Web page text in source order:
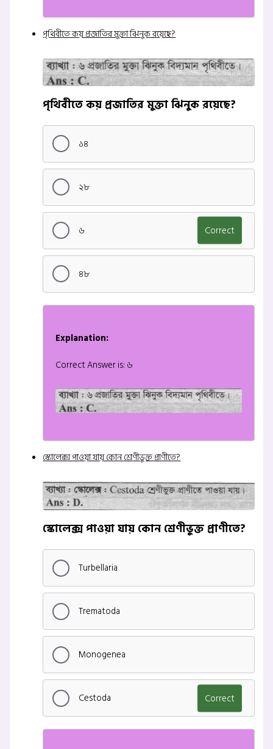
পৃথিবীতে কয় প্রজাতির মুক্তা ঝিনুক রয়েছে?
পৃথিবীতে কয় প্রজাতির মুক্তা ঝিনুক রয়েছে?
১৪
২৮
৬ Correct
৪৮
Explanation:
Correct Answer is: ৬
স্কোলেক্স পাওয়া যায় কোন শ্রেণীভুক্ত প্রাণীতে?
স্কোলেক্স পাওয়া যায় কোন শ্রেণীভুক্ত প্রাণীতে?
Turbellaria
Trematoda
Monogenea
Cestoda Correct